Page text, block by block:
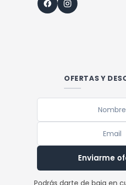
OFERTAS Y
Enviarme